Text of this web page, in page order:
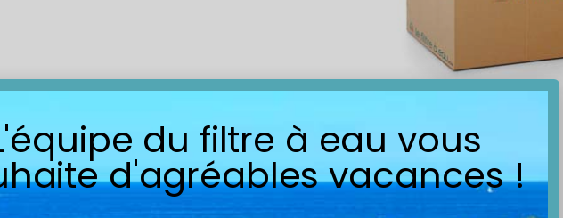
du filtre à eau vous
d'agréables vacances !